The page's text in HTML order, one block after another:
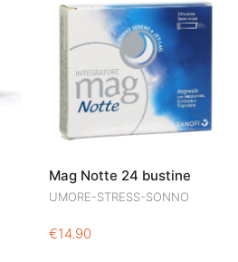
Mag Notte 24 bustine
UMORE-STRESS-SONNO
€14.90